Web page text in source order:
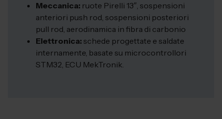
Meccanica: ruote Pirelli 13″, sospensioni
anteriori push rod, sospensioni posteriori
pull rod, aerodinamica in fibra di carbonio
Elettronica: schede progettate e saldate
internamente, basate su microcontrollori
STM32, ECU MekTronik.